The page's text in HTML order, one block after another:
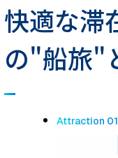
快適な滞
の"船旅"
Attraction 01